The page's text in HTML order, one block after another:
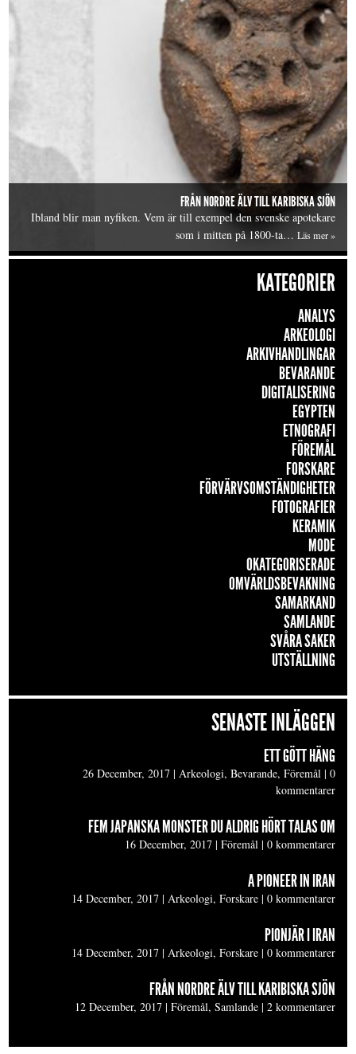
FRÅN NORDRE ÄLV TILL KARIBISKA SJÖN
Ibland blir man nyfiken. Vem är till exempel den svenske apotekare
som i mitten på 1800-ta…Läs mer »
KATEGORIER
ANALYS
ARKEOLOGI
ARKIVHANDLINGAR
BEVARANDE
DIGITALISERING
EGYPTEN
ETNOGRAFI
FÖREMÅL
FORSKARE
FÖRVÄRVSOMSTÄNDIGHETER
FOTOGRAFIER
KERAMIK
MODE
OKATEGORISERADE
OMVÄRLDSBEVAKNING
SAMARKAND
SAMLANDE
SVÅRA SAKER
UTSTÄLLNING
SENASTE INLÄGGEN
ETT GÖTT HÄNG
26 December, 2017 |Arkeologi, Bevarande, Föremål |0
kommentarer
FEM JAPANSKA MONSTER DU ALDRIG HÖRT TALAS OM
16 December, 2017 |Föremål |0 kommentarer
A PIONEER IN IRAN
14 December, 2017 |Arkeologi, Forskare |0 kommentarer
PIONJÄR I IRAN
14 December, 2017 |Arkeologi, Forskare |0 kommentarer
FRÅN NORDRE ÄLV TILL KARIBISKA SJÖN
12 December, 2017 |Föremål, Samlande |2 kommentarer